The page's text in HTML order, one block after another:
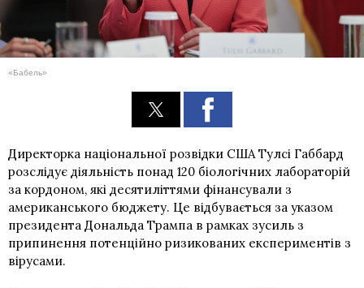
«Бабель»
Директорка національної розвідки США Тулсі Габбард
розслідує діяльність понад 120 біологічних лабораторій
за кордоном, які десятиліттями фінансували з
американського бюджету. Це відбувається за указом
президента Дональда Трампа в рамках зусиль з
припинення потенційно ризикованих експериментів з
вірусами.